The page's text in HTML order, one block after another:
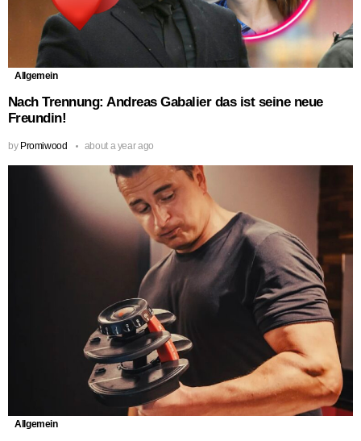
Allgemein
Nach Trennung: Andreas Gabalier das ist seine neue
Freundin!
by Promiwood about a year ago
Allgemein